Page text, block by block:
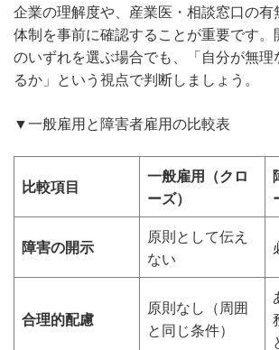
企業の理解度や、産業医・相談窓口の有
体制を事前に確認することが重要です
のいずれを選ぶ場合でも、「自分が無
るか」という視点で判断しましょう。
▼一般雇用と障害者雇用の比較表
比較項目
一般雇用（クロ
ーズ）
障害の開示
原則として伝え
ない
合理的配慮
原則なし（周囲
と同じ条件）